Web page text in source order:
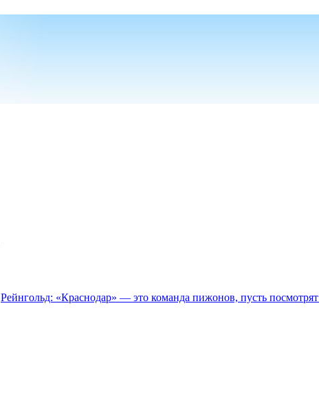
Рейнгольд: «Краснодар» — это команда пижонов, пусть